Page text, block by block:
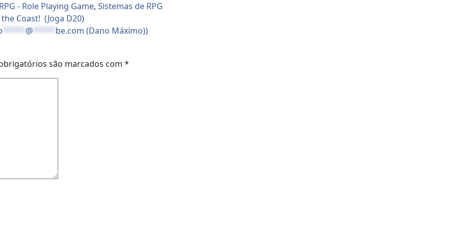
RPG - Role Playing Game, Sistemas de RPG
Coast! (Joga D20)
***** @ ***** be.com (Dano Máximo))
são marcados com *